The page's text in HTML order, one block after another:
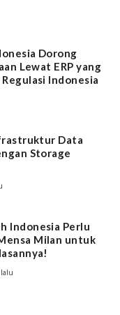
Dorong
Lewat ERP yang
Indonesia
Data
Storage
Indonesia Perlu
Milan untuk